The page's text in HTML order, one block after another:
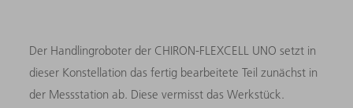
Der Handlingroboter der CHIRON-FLEXCELL UNO setzt in
dieser Konstellation das fertig bearbeitete Teil zunächst in
der Messstation ab. Diese vermisst das Werkstück.